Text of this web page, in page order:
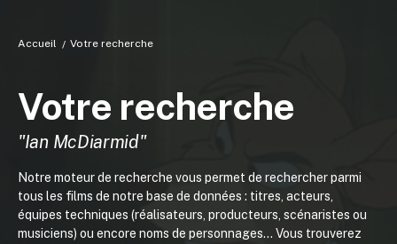
Accueil Votre recherche
Votre recherche
"Ian McDiarmid"
Notre moteur de recherche vous permet de rechercher parmi
tous les films de notre base de données : titres, acteurs,
équipes techniques (réalisateurs, producteurs, scénaristes ou
musiciens) ou encore noms de personnages... Vous trouverez